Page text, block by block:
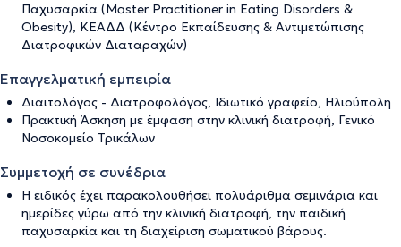
Παχυσαρκία (Master Practitioner in Eating Disorders &
Obesity), ΚΕΑΔΔ (Κέντρο Εκπαίδευσης & Αντιμετώπισης
Διατροφικών Διαταραχών)
Επαγγελματική εμπειρία
Διαιτολόγος - Διατροφολόγος, Ιδιωτικό γραφείο, Ηλιούπολη
Πρακτική Άσκηση με έμφαση στην κλινική διατροφή, Γενικό
Νοσοκομείο Τρικάλων
Συμμετοχή σε συνέδρια
Η ειδικός έχει παρακολουθήσει πολυάριθμα σεμινάρια και
ημερίδες γύρω από την κλινική διατροφή, την παιδική
παχυσαρκία και τη διαχείριση σωματικού βάρους.